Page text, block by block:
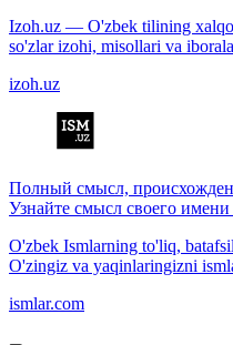
Izoh.uz — O'zbek tilining
so'zlar izohi, misollari va
izoh.uz
Полный смысл,
Узнайте смысл своего
O'zbek Ismlarning to'liq,
O'zingiz va yaqinlaringizni
ismlar.com